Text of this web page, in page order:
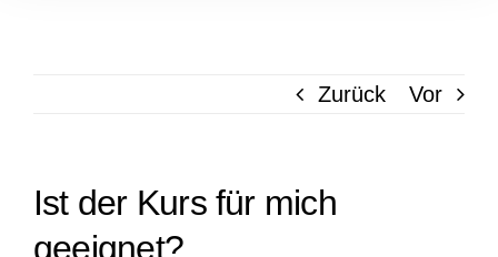
Zurück Vor
Ist der Kurs für mich
geeignet?